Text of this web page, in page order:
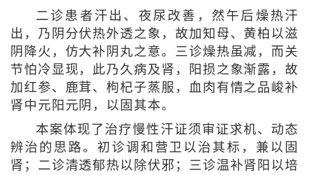
二诊患者汗出、夜尿改善，然午后燥热汗
出，乃阴分伏热外透之象，故加知母、黄柏以滋
阴降火，仿大补阴丸之意。三诊燥热虽减，而关
节怕冷显现，此乃久病及肾，阳损之象渐露，故
加红参、鹿茸、枸杞子蒸服，血肉有情之品峻补
肾中元阳元阴，以固其本。
本案体现了治疗慢性汗证须审证求机、动态
辨治的思路。初诊调和营卫以治其标，兼以固
肾；二诊清透郁热以除伏邪；三诊温补肾阳以培